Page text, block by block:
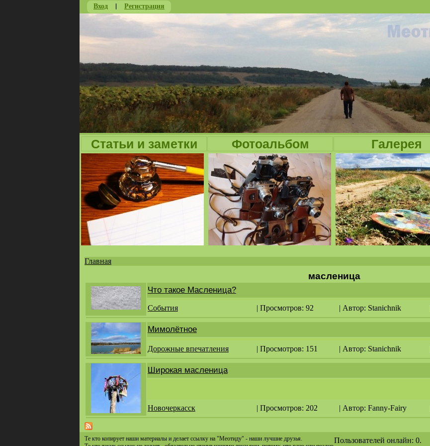
Вход | Регистрация
Статьи и заметки Фотоальбом Галерея
здесь
Главная
масленица
Что такое Масленица?
События | Просмотров: 92 | Автор: Stanichnik
Мимолётное
Дорожные впечатления | Просмотров: 151 | Автор: Stanichnik
Широкая масленица
Новочеркасск | Просмотров: 202 | Автор: Fanny-Fairy
Те кто копирует наши материалы и делает ссылку на "Меотиду" - наши лучшие друзья.
Пользователей онлайн: 0.